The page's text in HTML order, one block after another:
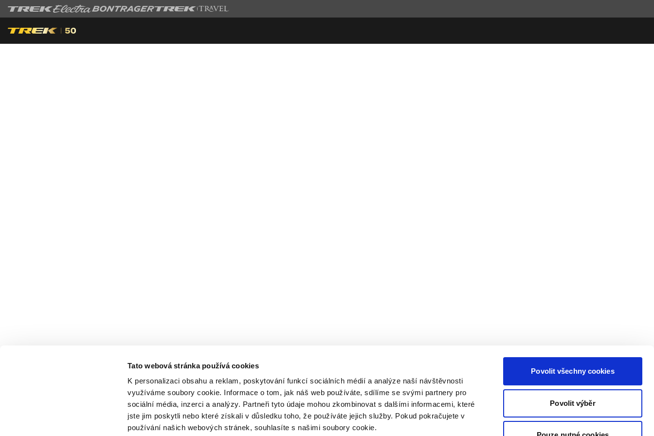
Tato webová stránka používá cookies
K personalizaci obsahu a reklam, poskytování funkcí sociálních médií a analýze naší návštěvnosti
využíváme soubory cookie. Informace o tom, jak náš web používáte, sdílíme se svými partnery pro
sociální média, inzerci a analýzy. Partneři tyto údaje mohou zkombinovat s dalšími informacemi, které
jste jim poskytli nebo které získali v důsledku toho, že používáte jejich služby. Pokud pokračujete v
používání našich webových stránek, souhlasíte s našimi soubory cookie.
Povolit všechny cookies
Povolit výběr